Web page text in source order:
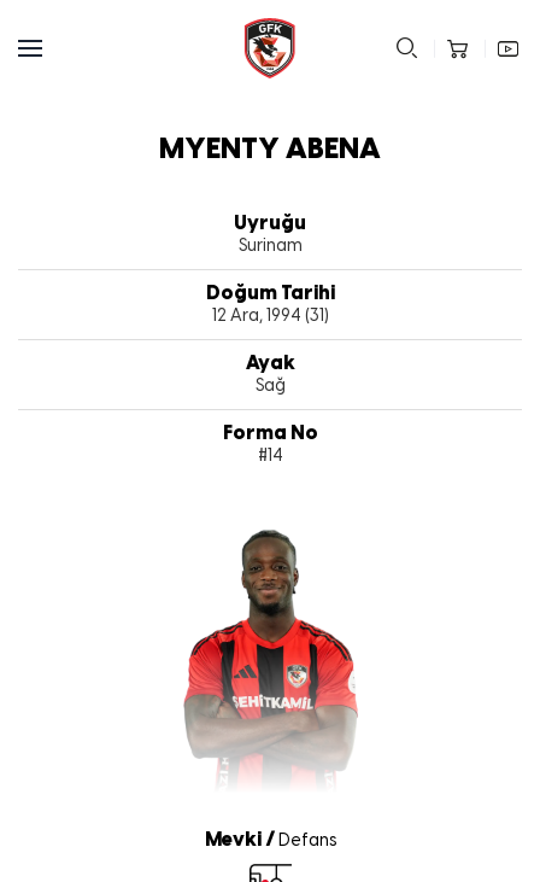
MYENTY ABENA
Uyruğu
Surinam
Doğum Tarihi
12 Ara, 1994 (31)
Ayak
Sağ
Forma No
#14
Mevki /Defans